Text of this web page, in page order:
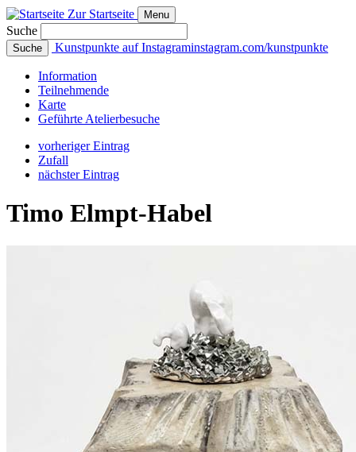
Zur Startseite Menu
Suche
Suche Kunstpunkte auf Instagraminstagram.com/kunstpunkte
Information
Teilnehmende
Karte
Geführte Atelierbesuche
vorheriger Eintrag
Zufall
nächster Eintrag
Timo Elmpt‑Habel